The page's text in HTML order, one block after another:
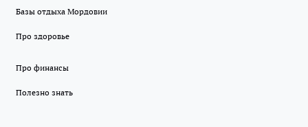
Базы отдыха Мордовии
Про здоровье
Про финансы
Полезно знать